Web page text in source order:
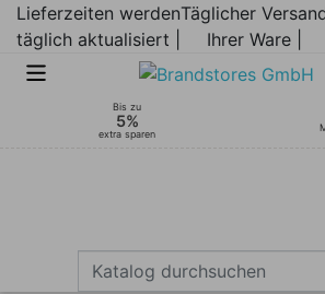
Lieferzeiten werden
täglich aktualisiert |
Täglicher
Ihrer Ware |
Bis zu
5%
extra sparen